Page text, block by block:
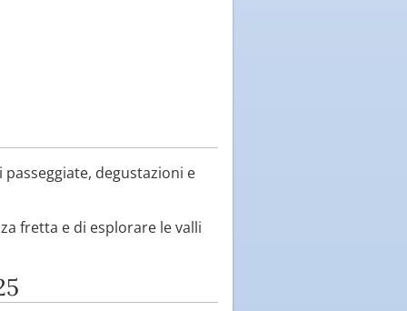
degustazioni e
fretta e di esplorare le valli